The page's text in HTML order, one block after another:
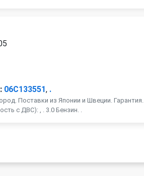
06C133551, .
Поставки из Японии и Швеции. Гарантия.
с ДВС): , . 3.0 Бензин. .